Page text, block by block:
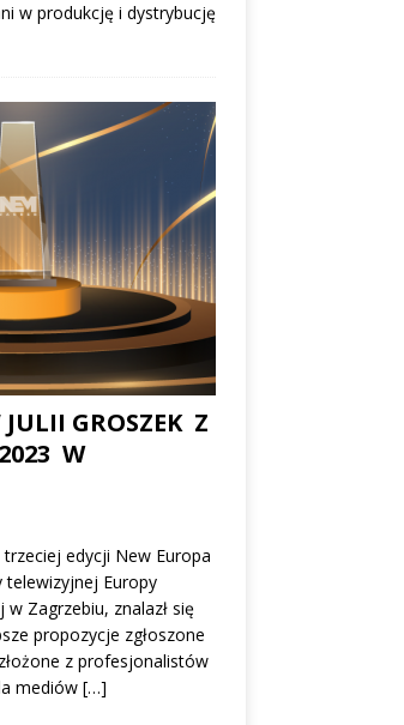
w produkcję i dystrybucję
GROSZEK Z
W
edycji New Europa
Europy
Zagrzebiu, znalazł się
propozycje zgłoszone
z profesjonalistów
mediów […]